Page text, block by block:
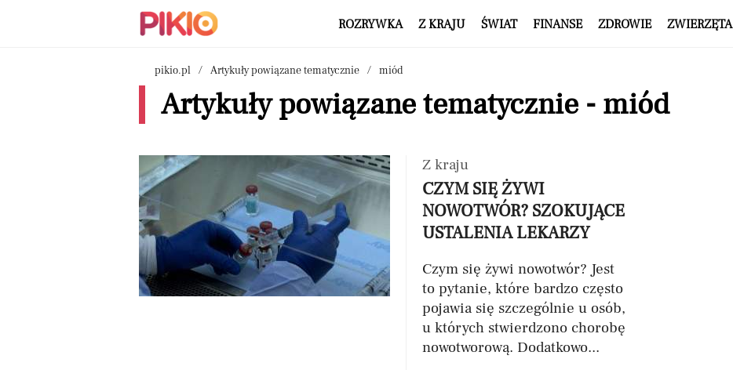
ROZRYWKA Z KRAJU ŚWIAT FINANSE ZDROWIE ZWIERZĘTA
pikio.pl Artykuły powiązane tematycznie miód
Artykuły powiązane tematycznie - miód
Z kraju
CZYM SIĘ ŻYWI
NOWOTWÓR? SZOKUJĄCE
USTALENIA LEKARZY
Czym się żywi nowotwór? Jest
to pytanie, które bardzo często
pojawia się szczególnie u osób,
u których stwierdzono chorobę
nowotworową. Dodatkowo...